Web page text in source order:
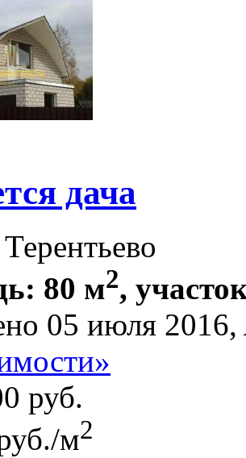
дача
80 м2,
05 июля 2016,
руб.
м2